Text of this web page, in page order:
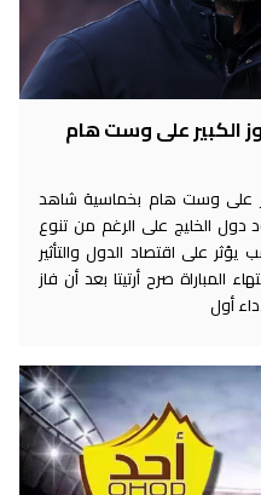
الكبير على وست هام
على وست هام بخماسية شاهد
دول الخليج على الرغم من تنوع
يؤثر على اقتصاد الدول والتأثير
المباراة صرح أرتيتا بعد أن فاز
أول